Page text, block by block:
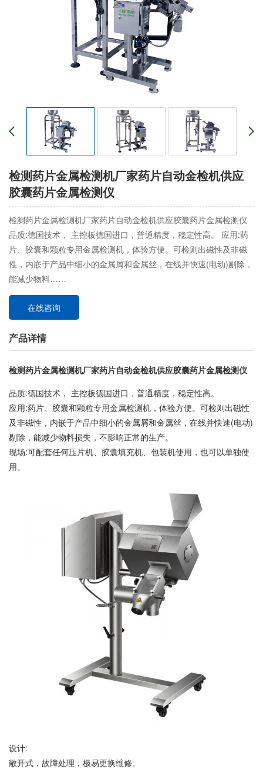
检测药片金属检测机厂家药片自动金检机供应
胶囊药片金属检测仪
检测药片金属检测机厂家药片自动金检机供应胶囊药片金属检测仪
品质:德国技术， 主控板德国进口，普通精度，稳定性高。 应用:药
片、胶囊和颗粒专用金属检测机，体验方便。可检则出磁性及非磁
性，内嵌于产品中细小的金属屑和金属丝，在线并快速(电动)剔除，
能减少物料……
在线咨询
产品详情
检测药片金属检测机厂家药片自动金检机供应胶囊药片金属检测仪
品质:德国技术， 主控板德国进口，普通精度，稳定性高。
应用:药片、胶囊和颗粒专用金属检测机，体验方便。可检则出磁性
及非磁性，内嵌于产品中细小的金属屑和金属丝，在线并快速(电动)
剔除，能减少物料损失，不影响正常的生产。
现场:可配套任何压片机、胶囊填充机、包装机使用，也可以单独使
用。
设计:
敞开式，故障处理，极易更换维修。